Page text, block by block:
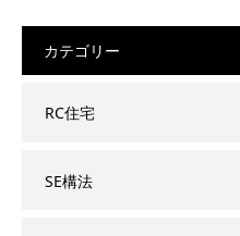
カテゴリー
RC住宅
SE構法